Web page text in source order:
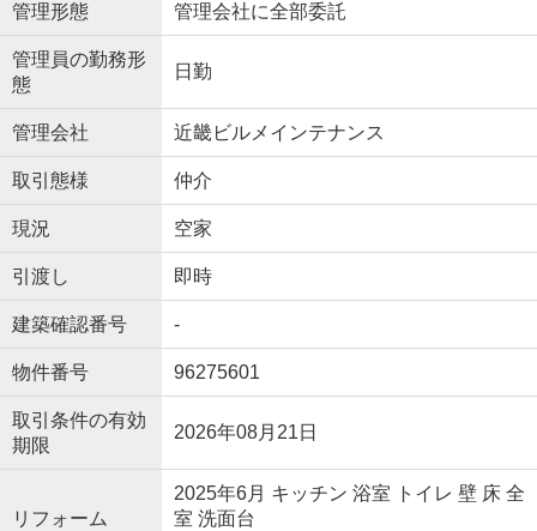
管理形態 管理会社に全部委託
管理員の勤務形
態
日勤
管理会社 近畿ビルメインテナンス
取引態様 仲介
現況 空家
引渡し 即時
建築確認番号 -
物件番号 96275601
取引条件の有効
期限
2026年08月21日
リフォーム
2025年6月 キッチン 浴室 トイレ 壁 床 全
室 洗面台